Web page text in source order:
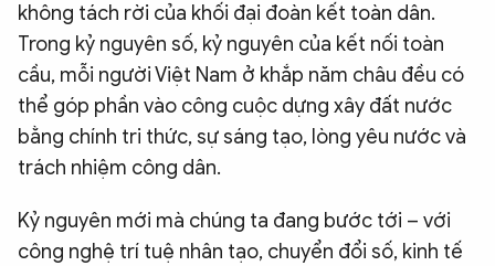
không tách rời của khối đại đoàn kết toàn dân.
Trong kỷ nguyên số, kỷ nguyên của kết nối toàn
cầu, mỗi người Việt Nam ở khắp năm châu đều có
thể góp phần vào công cuộc dựng xây đất nước
bằng chính tri thức, sự sáng tạo, lòng yêu nước và
trách nhiệm công dân.
Kỷ nguyên mới mà chúng ta đang bước tới – với
công nghệ trí tuệ nhân tạo, chuyển đổi số, kinh tế